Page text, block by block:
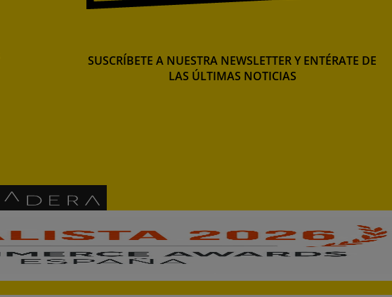
SUSCRÍBETE A NUESTRA NEWSLETTER Y ENTÉRATE DE
LAS ÚLTIMAS NOTICIAS